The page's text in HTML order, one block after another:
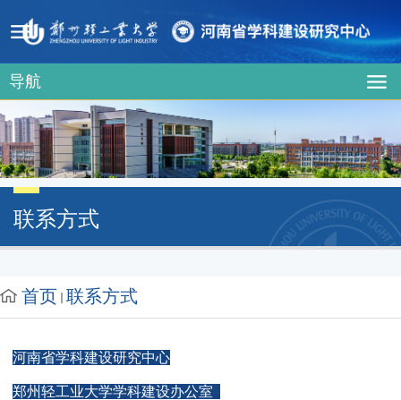
导航
联系方式
首页 联系方式
河南省学科建设研究中心
郑州轻工业大学学科建设办公室